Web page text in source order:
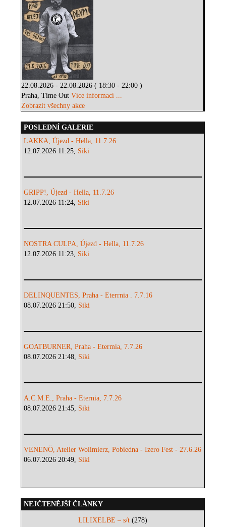
22.08.2026 - 22.08.2026 ( 18:30 - 22:00 )
Praha, Time OutVíce informací ...
Zobrazit všechny akce
POSLEDNÍ GALERIE
LAKKA, Újezd - Hella, 11.7.26
12.07.2026 11:25, Siki
GRIPP!, Újezd - Hella, 11.7.26
12.07.2026 11:24, Siki
NOSTRA CULPA, Újezd - Hella, 11.7.26
12.07.2026 11:23, Siki
DELINQUENTES, Praha - Eterrnia . 7.7.16
08.07.2026 21:50, Siki
GOATBURNER, Praha - Etermia, 7.7.26
08.07.2026 21:48, Siki
A.C.M.E., Praha - Eternia, 7.7.26
08.07.2026 21:45, Siki
VENENÖ, Atelier Wolimierz, Pobiedna - Izero Fest - 27.6.26
06.07.2026 20:49, Siki
NEJČTENĚJŠÍ ČLÁNKY
LILIXELBE – s/t(278)